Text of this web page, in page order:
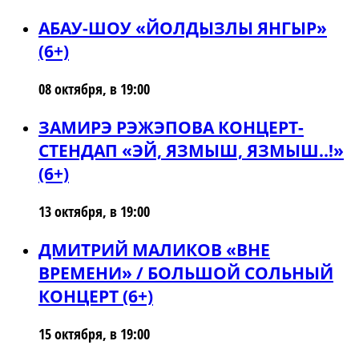
АБАУ-ШОУ «ЙОЛДЫЗЛЫ ЯНГЫР»
(6+)
08 октября, в 19:00
ЗАМИРЭ РЭЖЭПОВА КОНЦЕРТ-
СТЕНДАП «ЭЙ, ЯЗМЫШ, ЯЗМЫШ..!»
(6+)
13 октября, в 19:00
ДМИТРИЙ МАЛИКОВ «ВНЕ
ВРЕМЕНИ» / БОЛЬШОЙ СОЛЬНЫЙ
КОНЦЕРТ (6+)
15 октября, в 19:00